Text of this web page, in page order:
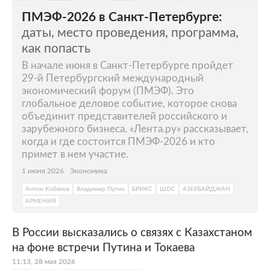
ПМЭФ-2026 в Санкт-Петербурге:
даты, место проведения, программа,
как попасть
В начале июня в Санкт-Петербурге пройдет
29-й Петербургский международный
экономический форум (ПМЭФ). Это
глобальное деловое событие, которое снова
объединит представителей российского и
зарубежного бизнеса. «Лента.ру» рассказывает,
когда и где состоится ПМЭФ-2026 и кто
примет в нем участие.
1 июня 2026 Экономика
Антон Кобяков Владимир Путин БРИКС ШОС
АЗЕРБАЙДЖАН
АРМЕНИЯ
В России высказались о связях с Казахстаном
на фоне встречи Путина и Токаева
11:13, 28 мая 2026